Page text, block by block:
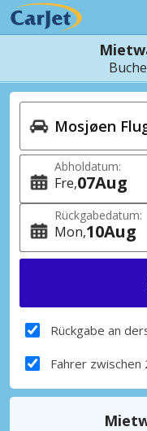
Abholdatum:
Fre 07Aug
Rückgabedatum:
Mon 10Aug
Rückgabe an
Fahrer zwischen